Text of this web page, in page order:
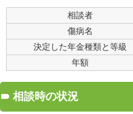
相談者
傷病名
決定した年金種類と等級
年額
相談時の状況